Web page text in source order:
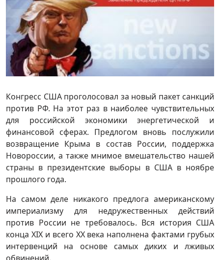
Конгресс США проголосовал за новый пакет санкций
против РФ. На этот раз в наиболее чувствительных
для российской экономики энергетической и
финансовой сферах. Предлогом вновь послужили
возвращение Крыма в состав России, поддержка
Новороссии, а также мнимое вмешательство нашей
страны в президентские выборы в США в ноябре
прошлого года.
На самом деле никакого предлога американскому
империализму для недружественных действий
против России не требовалось. Вся история США
конца XIX и всего XX века наполнена фактами грубых
интервенций на основе самых диких и лживых